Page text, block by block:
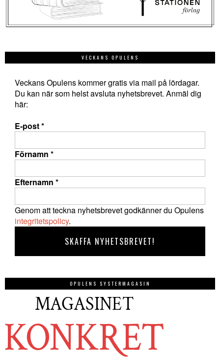
VECKANS OPULENS
Veckans Opulens kommer gratis via mail på lördagar.
Du kan när som helst avsluta nyhetsbrevet. Anmäl dig
här:
E-post*
Förnamn *
Efternamn *
Genom att teckna nyhetsbrevet godkänner du Opulens
integritetspolicy.
OPULENS SYSTERMAGASIN